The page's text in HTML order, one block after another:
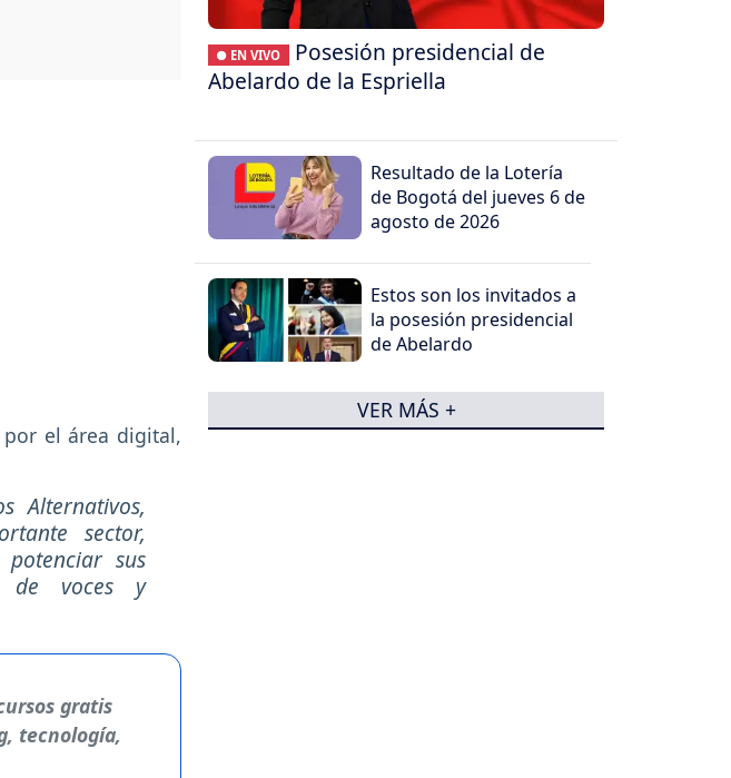
por el área digital,
Alternativos,
sector,
sus
de voces y
gratis
tecnología,
● EN VIVO
Posesión presidencial de
Abelardo de la Espriella
Resultado de la Lotería
de Bogotá del jueves 6 de
agosto de 2026
Estos son los invitados a
la posesión presidencial
de Abelardo
VER MÁS +